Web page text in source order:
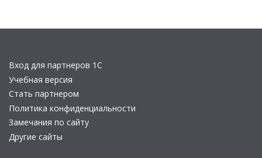
Вход для партнеров 1С
Учебная версия
Стать партнером
Политика конфиденциальности
Замечания по сайту
Другие сайты